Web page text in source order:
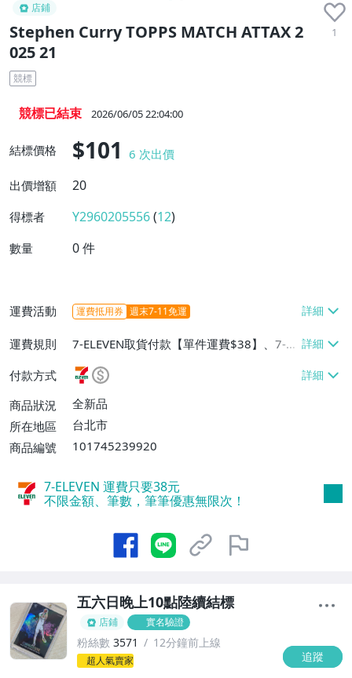
店鋪
Stephen Curry TOPPS MATCH ATTAX 2
025 21
1
競標
競標已結束 2026/06/05 22:04:00
結標價格 $101 6 次出價
出價增額
20
得標者 Y2960205556(12)
數量 0件
運費活動 運費抵用券 週末7-11免運
運費規則
7-ELEVEN取貨付款【單件運費$38】、7-EL
EVEN取貨不付款【單件運費$38】、郵局掛
號【單件運費$50】
付款方式
商品狀況
全新品
所在地區
台北市
商品編號
101745239920
7-ELEVEN 運費只要38元
不限金額、筆數，筆筆優惠無限次！
五六日晚上10點陸續結標
店鋪 實名驗證
粉絲數 3571 12分鐘前上線
超人氣賣家 追蹤